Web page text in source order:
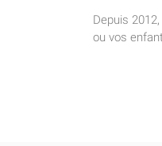
Depuis
ou vos